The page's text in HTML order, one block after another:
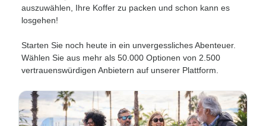
auszuwählen, Ihre Koffer zu packen und schon kann es
losgehen!
Starten Sie noch heute in ein unvergessliches Abenteuer.
Wählen Sie aus mehr als 50.000 Optionen von 2.500
vertrauenswürdigen Anbietern auf unserer Plattform.